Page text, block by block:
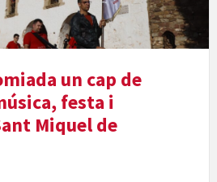
un cap de
festa i
Miquel de